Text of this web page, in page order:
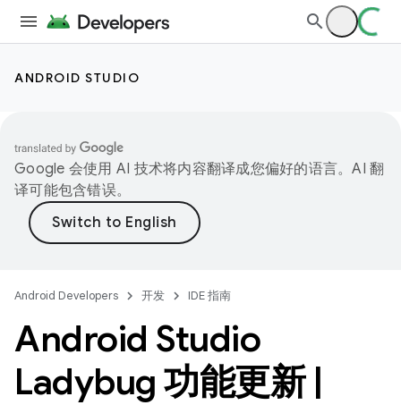
ANDROID STUDIO
Google 会使用 AI 技术将内容翻译成您偏好的语言。AI 翻
译可能包含错误。
Android Developers 开发 IDE 指南
Android Studio
Ladybug 功能更新 |